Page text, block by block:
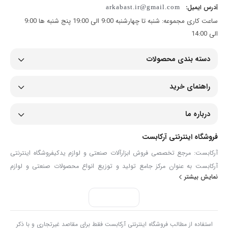
بستگی به شرایط محیطی از دو نوع استیل 304 و 316 مورد استفاده قرار میگیرد.
استیل ۳۰۴ ضد خوردگی است و در تماس مستقیم با آب (بدون نمک) نیز
مقاومت لازم را داراست.
93 33 – 021 تماس بگیرید.
آدرس ایمیل: arkabast.ir@gmail.com
ساعت کاری مجموعه: شنبه تا چهارشنبه 9:00 الی 19:00 پنج شنبه ها 9:00
الی 14:00
دسته بندی محصولات
راهنمای خرید
درباره ما
فروشگاه اینترنتی آرکابست
آرکابست: مرجع تخصصی فروش ابزارآلات صنعتی و لوازم یدکیفروشگاه اینترنتی
آرکابست به عنوان مرکز جامع تولید و توزیع انواع محصولات صنعتی و لوازم
یدکی، همراهی مطمئن برای صنعتگران، تعمیرکاران و مصرف‌کنندگان حرفه‌ای
است. ما در آرکابست با گردآوری مجموعه‌ای گسترده از ابزارآلات دستی و برقی،
انواع شیلنگ و اتصالات، تجهیزات ایمنی، ابزارآلات دقیق و قطعات مصرفی مانند
بست فلزی، گریس‌ پمپ و لوازم پنچرگیری، تلاش می‌کنیم تا نیازهای تخصصی
نمایش بیشتر
استفاده از مطالب فروشگاه اینترنتی آرکابست فقط برای مقاصد غیرتجاری و با ذکر